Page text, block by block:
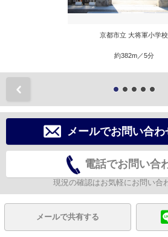
京都市立 大将軍小学校
約382m／5分
メールでお問い合
電話でお問い合
現況の確認はお気軽にお問い合
メールで共有する